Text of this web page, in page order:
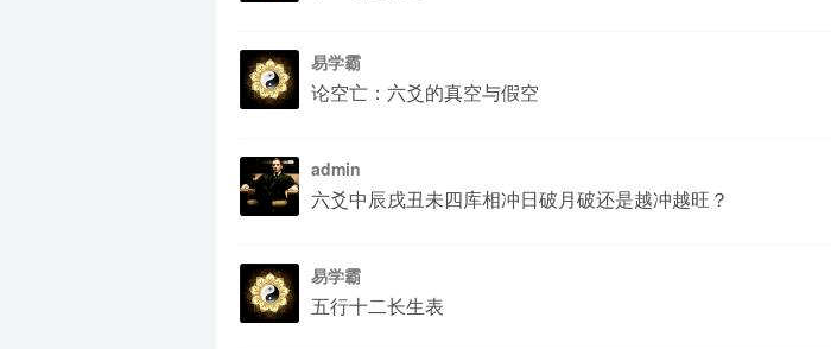
易学霸
论空亡：六爻的真空与假空
admin
六爻中辰戌丑未四库相冲日破月破还是越冲越旺？
易学霸
五行十二长生表